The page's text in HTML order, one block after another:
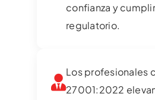
confianza y
regulatorio.
Los profesionales
27001:2022